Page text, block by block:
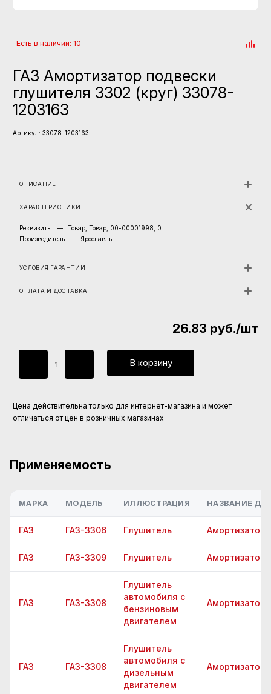
Есть в наличии: 10
ГАЗ Амортизатор подвески
глушителя 3302 (круг) 33078-
1203163
Артикул: 33078-1203163
ОПИСАНИЕ
ХАРАКТЕРИСТИКИ
Реквизиты —
Товар, Товар, 00-00001998, 0
Производитель
— Ярославль
УСЛОВИЯ ГАРАНТИИ
ОПЛАТА И ДОСТАВКА
26.83 руб./шт
В корзину
Цена действительна только для интернет-магазина и может
отличаться от цен в розничных магазинах
Применяемость
МАРКА МОДЕЛЬ ИЛЛЮСТРАЦИЯ НАЗВАНИЕ
ГАЗ ГАЗ-3306 Глушитель Амортизатор
ГАЗ ГАЗ-3309 Глушитель Амортизатор
ГАЗ ГАЗ-3308
Глушитель
автомобиля с
бензиновым
двигателем
Амортизатор
ГАЗ ГАЗ-3308
Глушитель
автомобиля с
дизельным
двигателем
Амортизатор